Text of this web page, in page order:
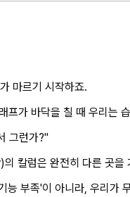
마르기 시작하죠.
프가 바닥을 칠 때 우리는
그런가?"
칼럼은 완전히 다른 곳을
능 부족'이 아니라, 우리가